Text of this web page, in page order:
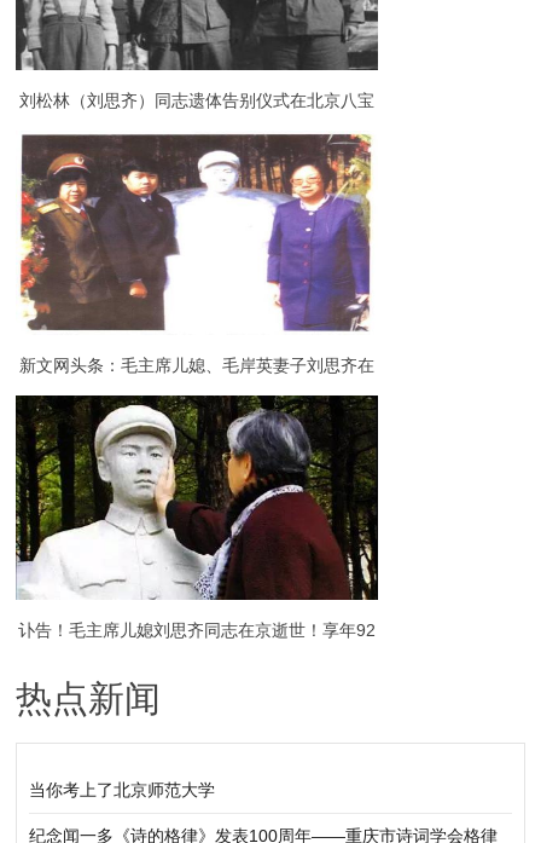
刘松林（刘思齐）同志遗体告别仪式在北京八宝
山举行（组图）
新文网头条：毛主席儿媳、毛岸英妻子刘思齐在
京病逝，享年92岁
讣告！毛主席儿媳刘思齐同志在京逝世！享年92
热点新闻
当你考上了北京师范大学
纪念闻一多《诗的格律》发表100周年——重庆市诗词学会格律